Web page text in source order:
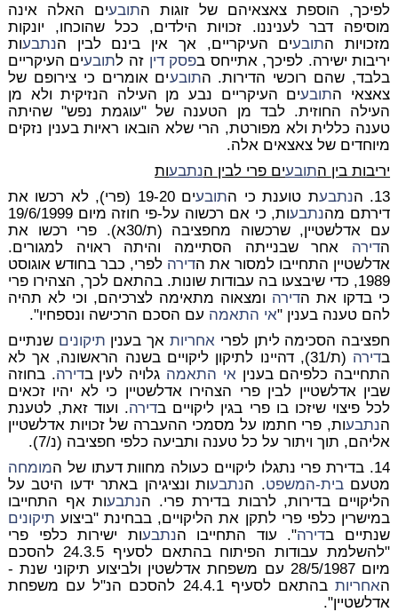
לפיכך, הוספת צאצאיהם של זוגות התובעים האלה אינה
מוסיפה דבר לעניננו. זכויות הילדים, ככל שהוכחו, יונקות
מזכויות התובעים העיקריים, אך אין בינם לבין הנתבעות
יריבות ישירה. לפיכך, אתייחס בפסק דין זה לתובעים העיקריים
בלבד, שהם רוכשי הדירות. התובעים אומרים כי צירופם של
צאצאי התובעים העיקריים נבע מן העילה הנזיקית ולא מן
העילה החוזית. לבד מן הטענה של "עוגמת נפש" שהיתה
טענה כללית ולא מפורטת, הרי שלא הובאו ראיות בענין נזקים
מיוחדים של צאצאים אלה.
יריבות בין התובעים פרי לבין הנתבעות
13. ה
נתבעת טוענת כי התובע
ים 19-20 (פרי), לא רכשו את
דירתם מהנתבע
ות, כי אם רכשוה על-פי חוזה מיום 19/6/1999
עם אדלשטיין, שרכשוה מחפציבה (ת/30א). פרי רכשו את
הדירה אחר שבנייתה הסתיימה והיתה ראויה למגורים.
אדלשטיין התחייבו למסור את הדירה לפרי, כבר בחודש אוגוסט
1989, כדי שיבצעו בה עבודות שונות. בהתאם לכך, הצהירו פרי
כי בדקו את הדירה ומצאוה מתאימה לצרכיהם, וכי לא תהיה
להם טענה בענין "אי התאמה עם הסכם הרכישה ונספחיו".
חפציבה הסכימה ליתן לפרי אחריות אך בענין תיקונים שנתיים
בדירה
(ת/31), דהיינו לתיקון ליקויים בשנה הראשונה, אך לא
התחייבה כלפיהם בענין אי התאמה גלויה לעין בדירה. בחוזה
שבין אדלשטיין לבין פרי הצהירו אדלשטיין כי לא יהיו זכאים
לכל פיצוי שיזכו בו פרי בגין ליקויים בדירה. ועוד זאת, לטענת
הנתבעות, פרי חתמו על מסמכי ההעברה של זכויות אדלשטיין
אליהם, תוך ויתור על כל טענה ותביעה כלפי חפציבה (נ/7).
14. בדירת פרי נתגלו ליקויים כעולה מחוות דעתו של ה
מומחה
מטעםבית-המשפט. הנתבעות ונציגיהן באתר ידעו היטב על
הליקויים בדירות, לרבות בדירת פרי. הנתבעות אף התחייבו
במישרין כלפי פרי לתקן את הליקויים, בבחינת "ביצוע תיקונים
שנתיים בדירה". עוד התחייבו הנתבעות ישירות כלפי פרי
"להשלמת עבודות הפיתוח בהתאם לסעיף 24.3.5 להסכם
מיום 28/5/1987 עם משפחת אדלשטין ולביצוע תיקוני שנת -
האחריות
בהתאם לסעיף 24.4.1 להסכם הנ"ל עם משפחת
אדלשטיין".